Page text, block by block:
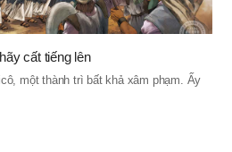
cất tiếng lên
một thành trì bất khả xâm phạm. Ấy